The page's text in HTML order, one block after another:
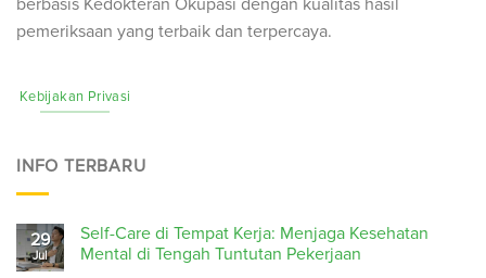
pemeriksaan yang terbaik dan terpercaya.
Kebijakan Privasi
INFO TERBARU
29
Jul
Self-Care di Tempat Kerja: Menjaga Kesehatan
Mental di Tengah Tuntutan Pekerjaan